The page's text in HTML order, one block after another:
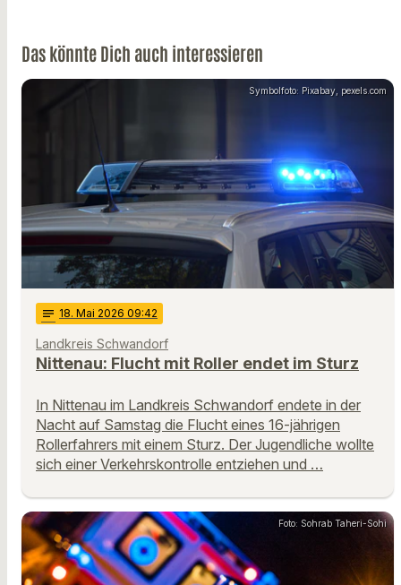
Das könnte Dich auch interessieren
Symbolfoto: Pixabay, pexels.com
notes 18. Mai 2026 09:42
Landkreis Schwandorf
Nittenau: Flucht mit Roller endet im Sturz
In Nittenau im Landkreis Schwandorf endete in der
Nacht auf Samstag die Flucht eines 16-jährigen
Rollerfahrers mit einem Sturz. Der Jugendliche wollte
sich einer Verkehrskontrolle entziehen und …
Foto: Sohrab Taheri-Sohi